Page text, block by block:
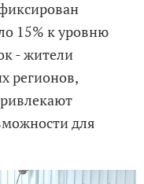
15% к уровню
- жители
регионов,
для